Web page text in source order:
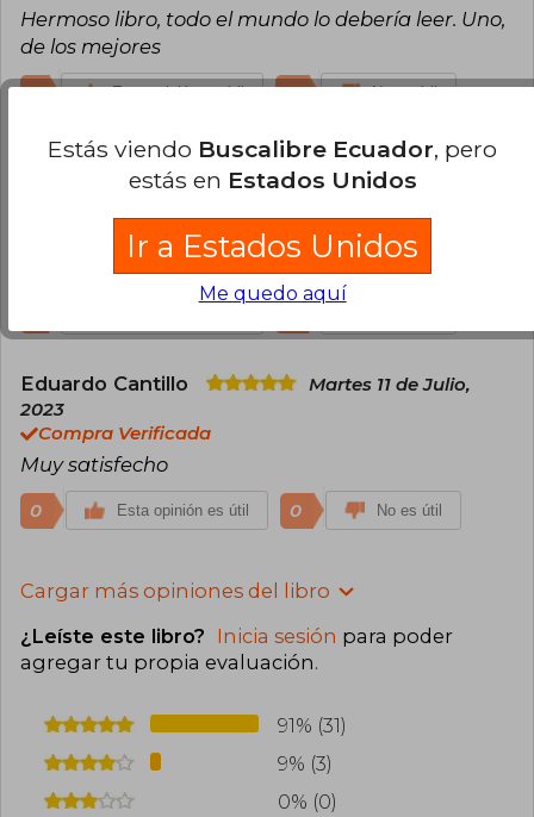
Hermoso libro, todo el mundo lo debería leer. Uno,
de los mejores
1 Esta opinión es útil 0 No es útil
Christian Rudolph Quezada
Miércoles
21 de Octubre, 2020
Uno de los libros mas conmovedores que he leido.
Realmente inspirador!
Eduardo Cantillo
Martes 11 de Julio,
2023
Compra Verificada
Muy satisfecho
0 Esta opinión es útil 0 No es útil
Cargar más opiniones del libro
¿Leíste este libro? Inicia sesión para poder
agregar tu propia evaluación.
91% (31)
9% (3)
0% (0)
Estás viendo Buscalibre Ecuador, pero
estás en Estados Unidos
Ir a Estados Unidos
Me quedo aquí